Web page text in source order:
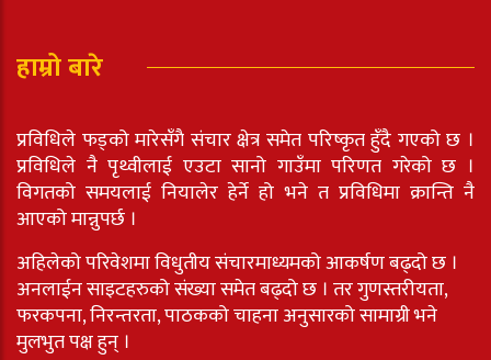
हाम्रो बारे
प्रविधिले फड्को मारेसँगै संचार क्षेत्र समेत परिष्कृत हुँदै गएको छ ।
प्रविधिले नै पृथ्वीलाई एउटा सानो गाउँमा परिणत गरेको छ ।
विगतको समयलाई नियालेर हेर्ने हो भने त प्रविधिमा क्रान्ति नै
आएको मान्नुपर्छ ।
अहिलेको परिवेशमा विधुतीय संचारमाध्यमको आकर्षण बढ्दो छ ।
अनलाईन साइटहरुको संख्या समेत बढ्दो छ । तर गुणस्तरीयता,
फरकपना, निरन्तरता, पाठकको चाहना अनुसारको सामाग्री भने
मुलभुत पक्ष हुन् ।